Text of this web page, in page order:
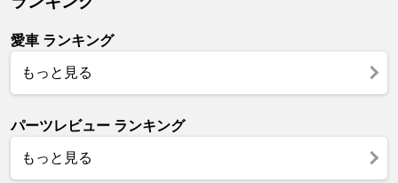
愛車 ランキング
もっと見る
パーツレビュー ランキング
もっと見る